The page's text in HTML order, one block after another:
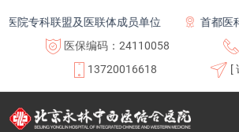
专科联盟及医联体成员单位
首都医科
医保编码：24110058
13720016618
[